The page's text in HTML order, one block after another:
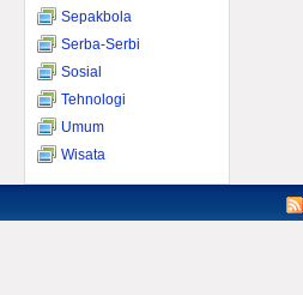
Sepakbola
Serba-Serbi
Sosial
Tehnologi
Umum
Wisata